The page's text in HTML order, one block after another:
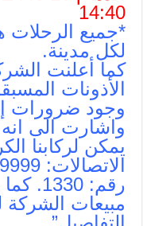
14:40
*جميع الرحلات
لكل مدينة.
كما أعلنت
الأذونات
وجود ضرورات
واشارت الى
يمكن لركابنا
رقم:
مبيعات